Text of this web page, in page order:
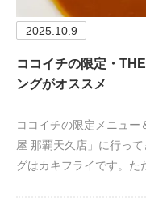
2025.10.9
ココイチの限定・
ングがオススメ
ココイチの限定メニュー
屋 那覇天久店」に行っ
グはカキフライです。た